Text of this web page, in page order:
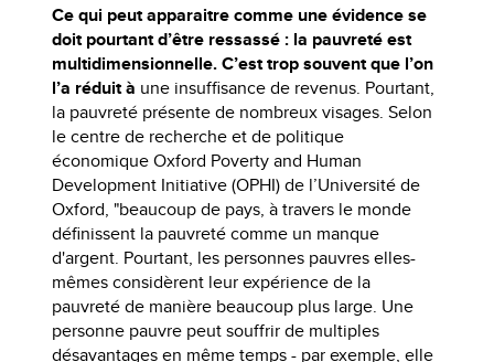
Ce qui peut apparaitre comme une évidence se
doit pourtant d’être ressassé : la pauvreté est
multidimensionnelle. C’est trop souvent que l’on
l’a réduit à une insuffisance de revenus. Pourtant,
la pauvreté présente de nombreux visages. Selon
le centre de recherche et de politique
économique Oxford Poverty and Human
Development Initiative (OPHI) de l’Université de
Oxford, "beaucoup de pays, à travers le monde
définissent la pauvreté comme un manque
d'argent. Pourtant, les personnes pauvres elles-
mêmes considèrent leur expérience de la
pauvreté de manière beaucoup plus large. Une
personne pauvre peut souffrir de multiples
désavantages en même temps - par exemple, elle